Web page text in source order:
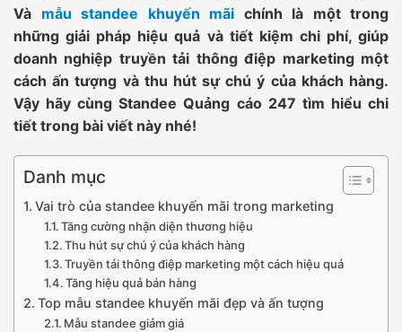
Và mẫu standee khuyến mãi chính là một trong
những giải pháp hiệu quả và tiết kiệm chi phí, giúp
doanh nghiệp truyền tải thông điệp marketing một
cách ấn tượng và thu hút sự chú ý của khách hàng.
Vậy hãy cùng Standee Quảng cáo 247 tìm hiểu chi
tiết trong bài viết này nhé!
Danh mục
Vai trò của standee khuyến mãi trong marketing
Tăng cường nhận diện thương hiệu
Thu hút sự chú ý của khách hàng
Truyền tải thông điệp marketing một cách hiệu quả
Tăng hiệu quả bán hàng
Top mẫu standee khuyến mãi đẹp và ấn tượng
Mẫu standee giảm giá